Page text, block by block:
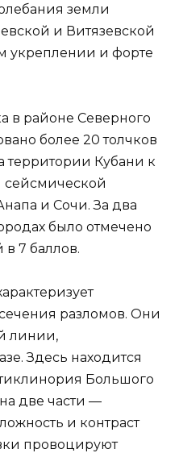
земли
и Витязевской
укреплении и форте
в районе Северного
более 20 толчков
территории Кубани к
сейсмической
и Сочи. За два
было отмечено
7 баллов.
разломов. Они
линии,
Здесь находится
Большого
две части —
и контраст
провоцируют